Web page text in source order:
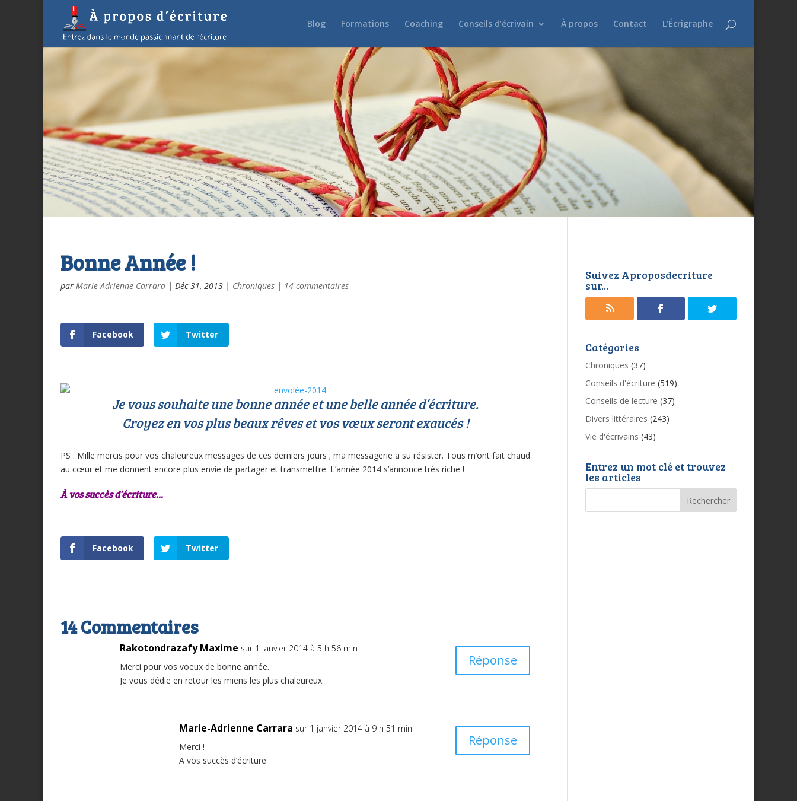
Blog Formations Coaching Conseils d’écrivain À propos Contact L’Écrigraphe
Bonne Année !
par Marie-Adrienne Carrara | Déc 31, 2013 | Chroniques | 14 commentaires
Facebook Twitter
Je vous souhaite une bonne année et une belle année d’écriture.
Croyez en vos plus beaux rêves et vos vœux seront exaucés !
PS : Mille mercis pour vos chaleureux messages de ces derniers jours ; ma messagerie a su résister. Tous m’ont fait chaud
au cœur et me donnent encore plus envie de partager et transmettre. L’année 2014 s’annonce très riche !
À vos succès d’écriture…
Facebook Twitter
14 Commentaires
Rakotondrazafy Maxime sur 1 janvier 2014 à 5 h 56 min
Merci pour vos voeux de bonne année.
Je vous dédie en retour les miens les plus chaleureux.
Réponse
Marie-Adrienne Carrara sur 1 janvier 2014 à 9 h 51 min
Merci !
A vos succès d’écriture
Réponse
Suivez Aproposdecriture
sur...
Catégories
Chroniques (37)
Conseils d'écriture (519)
Conseils de lecture (37)
Divers littéraires (243)
Vie d'écrivains (43)
Entrez un mot clé et trouvez
les articles